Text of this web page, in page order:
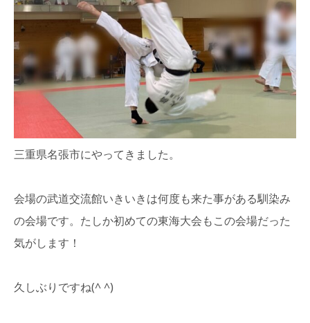
三重県名張市にやってきました。
会場の武道交流館いきいきは何度も来た事がある馴染み
の会場です。たしか初めての東海大会もこの会場だった
気がします！
久しぶりですね(^ ^)